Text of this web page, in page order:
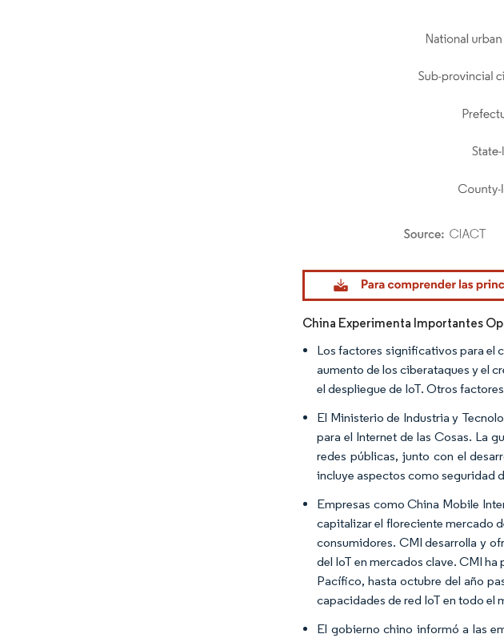
Imagen © Mordor Intelligence. El uso requiere
China Experimenta Importantes
Los factores significativos para el
aumento de los ciberataques y el
el despliegue de IoT. Otros
El Ministerio de Industria y
para el Internet de las Cosas. La
redes públicas, junto con el
incluye aspectos como seguridad
Empresas como China Mobile
capitalizar el floreciente mercado
consumidores. CMI desarrolla y
del IoT en mercados clave. CMI
Pacífico, hasta octubre del año
capacidades de red IoT en todo el
El gobierno chino informó a las